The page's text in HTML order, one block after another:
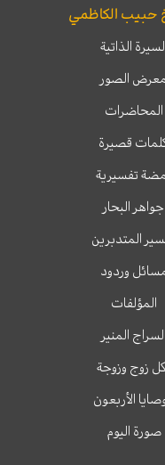
حبيب الكاظمي
الذاتية
معرض الصور
المحاضرات
قصيرة
تفسيرية
جواهر البحار
المتدبرين
وردود
المؤلفات
السراج المنير
زوج وزوجة
الأربعون
صورة اليوم